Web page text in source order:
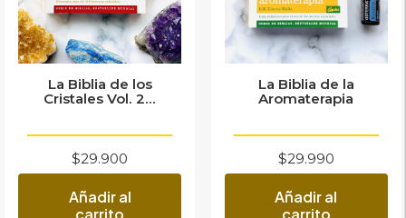
La Biblia de los
Cristales Vol. 2...
$29.900
Añadir al
carrito
La Biblia de la
Aromaterapia
$29.990
Añadir al
carrito